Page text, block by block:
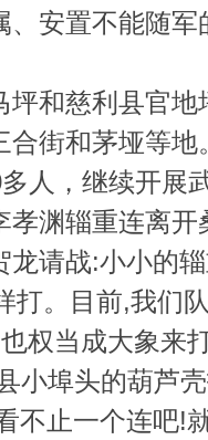
、安置不能随
坪和慈利县官
合街和茅垭等
人，继续开展
孝渊辎重连离
龙请战:小小的
打。目前,我们
权当成大象来
小埠头的葫芦
不止一个连吧!